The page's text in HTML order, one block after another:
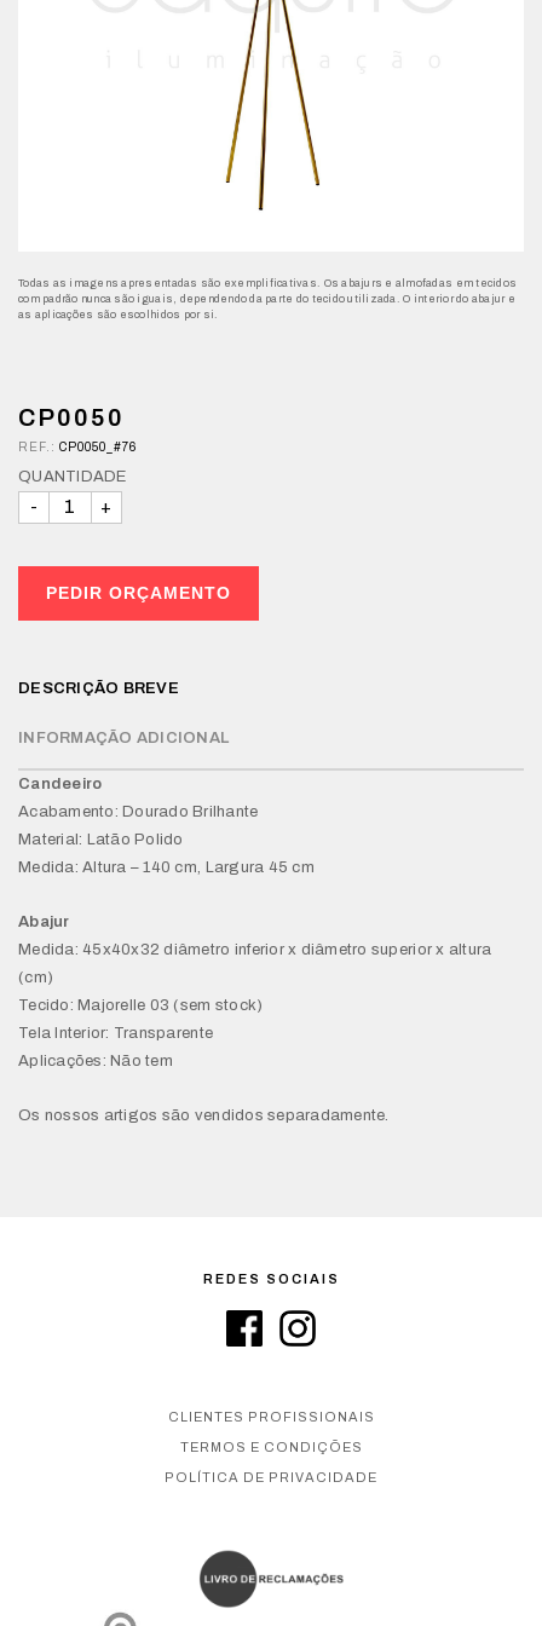
Todas as imagens apresentadas são exemplificativas. Os abajurs e almofadas em tecidos
com padrão nunca são iguais, dependendo da parte do tecido utilizada. O interior do abajur e
as aplicações são escolhidos por si.
CP0050
REF.: CP0050_#76
QUANTIDADE
PEDIR ORÇAMENTO
DESCRIÇÃO BREVE
INFORMAÇÃO ADICIONAL
Candeeiro
Acabamento: Dourado Brilhante
Material: Latão Polido
Medida: Altura – 140 cm, Largura 45 cm
Abajur
Medida: 45x40x32 diâmetro inferior x diâmetro superior x altura
(cm)
Tecido: Majorelle 03 (sem stock)
Tela Interior: Transparente
Aplicações: Não tem
Os nossos artigos são vendidos separadamente.
REDES SOCIAIS
CLIENTES PROFISSIONAIS
TERMOS E CONDIÇÕES
POLÍTICA DE PRIVACIDADE